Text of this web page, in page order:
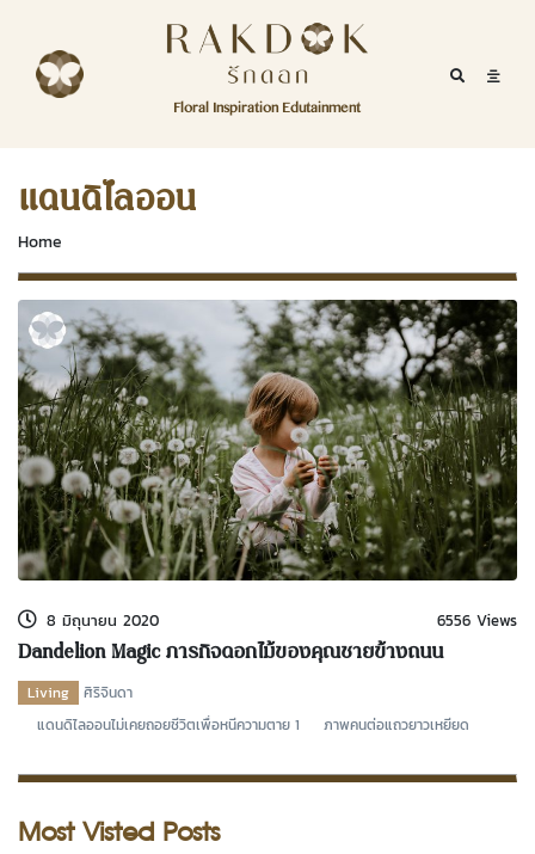
RakDok (รักดอก)
Floral Inspiration Edutainment
Mobile
RakDok
Menu
MAGAZINE
EDUTAINMENT
RAKDOK
MARKET
ABOUT
CONTACT
Channel Facebook
Twitter
Channel Youtube
แดนดิไลออน
Home
8 มิถุนายน 2020 6556 Views
Dandelion Magic ภารกิจดอกไม้ของคุณชายข้างถนน
Living
ศิริจินดา
แดนดิไลออนไม่เคยถอยชีวิตเพื่อหนีความตาย 1 ภาพคนต่อแถวยาวเหยียด
Most Visted Posts